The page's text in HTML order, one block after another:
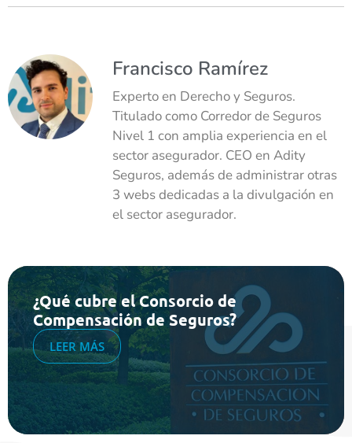
Francisco Ramírez
Experto en Derecho y Seguros.
Titulado como Corredor de Seguros
Nivel 1 con amplia experiencia en el
sector asegurador. CEO en Adity
Seguros, además de administrar otras
3 webs dedicadas a la divulgación en
el sector asegurador.
¿Qué cubre el Consorcio de
Compensación de Seguros?
LEER MÁS